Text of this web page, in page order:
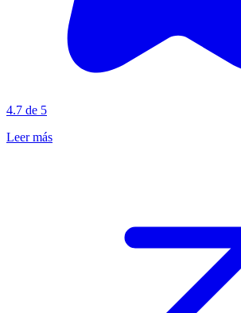
4.7 de 5
Leer más